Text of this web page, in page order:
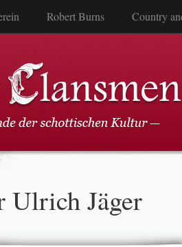
Robert Burns Country
Ulrich Jäger